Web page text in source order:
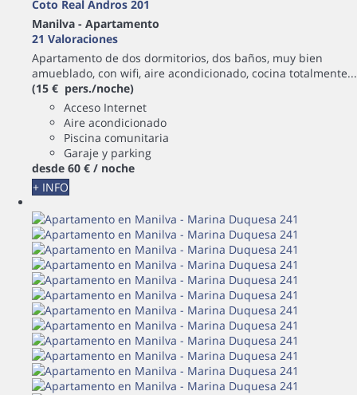
Coto Real Andros 201
Manilva - Apartamento
21 Valoraciones
Apartamento de dos dormitorios, dos baños, muy bien
amueblado, con wifi, aire acondicionado, cocina totalmente...
(15 € pers./noche)
Acceso Internet
Aire acondicionado
Piscina comunitaria
Garaje y parking
desde 60 € / noche
+ INFO